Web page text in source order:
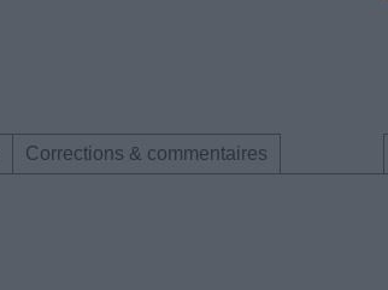
Corrections & commentaires